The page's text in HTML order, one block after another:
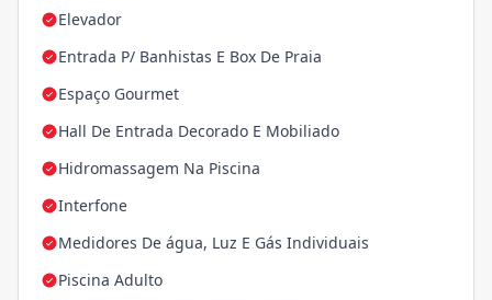
Elevador
Entrada P/ Banhistas E Box De Praia
Espaço Gourmet
Hall De Entrada Decorado E Mobiliado
Hidromassagem Na Piscina
Interfone
Medidores De água, Luz E Gás Individuais
Piscina Adulto